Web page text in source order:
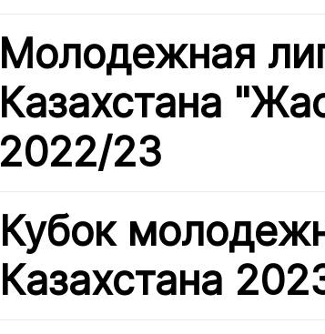
Молодежная
Казахстана
2022/23
Кубок
Казахстана